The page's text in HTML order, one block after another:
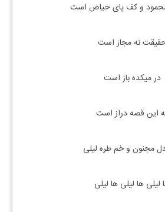
و کف پای حیاض است
نه مجاز است
در میکده باز است
این قصه دراز است
مجنون و خم طره لیلی
لیلی ها لیلی ها لیلی